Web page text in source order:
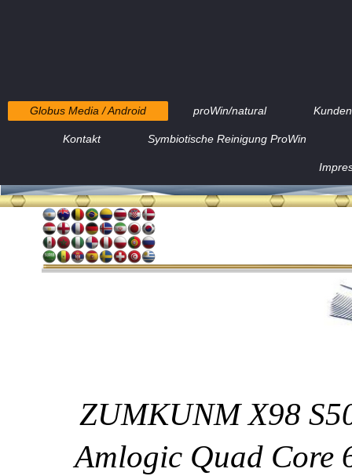
Globus Media / Android proWin/natural
Kontakt Symbiotische Reinigung ProWin
ZUMKUNM X98
Amlogic Quad Core